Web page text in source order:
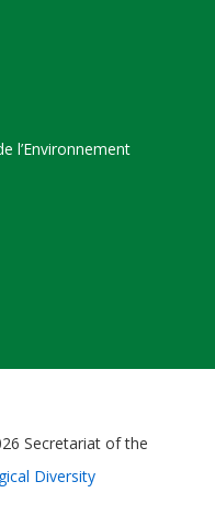
l’Environnement
Secretariat of the
Diversity